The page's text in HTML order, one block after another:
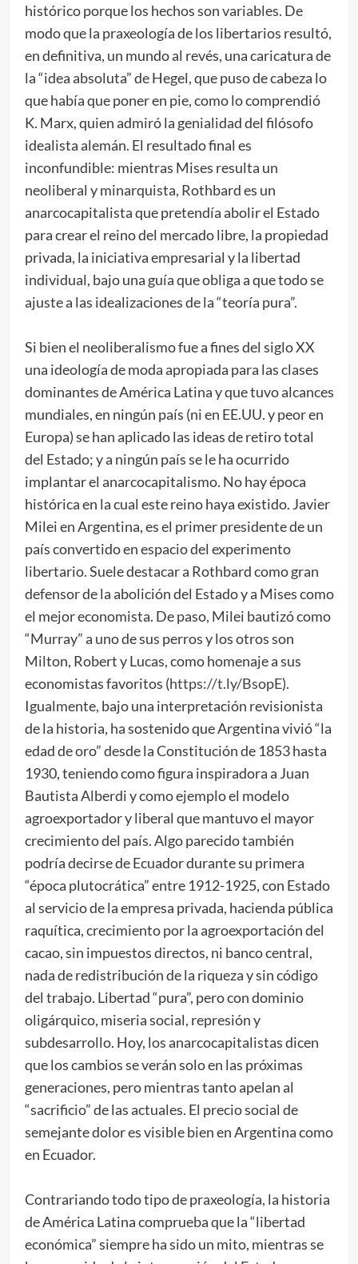
histórico porque los hechos son variables. De
modo que la praxeología de los libertarios resultó,
en definitiva, un mundo al revés, una caricatura de
la “idea absoluta” de Hegel, que puso de cabeza lo
que había que poner en pie, como lo comprendió
K. Marx, quien admiró la genialidad del filósofo
idealista alemán. El resultado final es
inconfundible: mientras Mises resulta un
neoliberal y minarquista, Rothbard es un
anarcocapitalista que pretendía abolir el Estado
para crear el reino del mercado libre, la propiedad
privada, la iniciativa empresarial y la libertad
individual, bajo una guía que obliga a que todo se
ajuste a las idealizaciones de la “teoría pura”.
Si bien el neoliberalismo fue a fines del siglo XX
una ideología de moda apropiada para las clases
dominantes de América Latina y que tuvo alcances
mundiales, en ningún país (ni en EE.UU. y peor en
Europa) se han aplicado las ideas de retiro total
del Estado; y a ningún país se le ha ocurrido
implantar el anarcocapitalismo. No hay época
histórica en la cual este reino haya existido. Javier
Milei en Argentina, es el primer presidente de un
país convertido en espacio del experimento
libertario. Suele destacar a Rothbard como gran
defensor de la abolición del Estado y a Mises como
el mejor economista. De paso, Milei bautizó como
“Murray” a uno de sus perros y los otros son
Milton, Robert y Lucas, como homenaje a sus
economistas favoritos (https://t.ly/BsopE).
Igualmente, bajo una interpretación revisionista
de la historia, ha sostenido que Argentina vivió “la
edad de oro” desde la Constitución de 1853 hasta
1930, teniendo como figura inspiradora a Juan
Bautista Alberdi y como ejemplo el modelo
agroexportador y liberal que mantuvo el mayor
crecimiento del país. Algo parecido también
podría decirse de Ecuador durante su primera
“época plutocrática” entre 1912-1925, con Estado
al servicio de la empresa privada, hacienda pública
raquítica, crecimiento por la agroexportación del
cacao, sin impuestos directos, ni banco central,
nada de redistribución de la riqueza y sin código
del trabajo. Libertad “pura”, pero con dominio
oligárquico, miseria social, represión y
subdesarrollo. Hoy, los anarcocapitalistas dicen
que los cambios se verán solo en las próximas
generaciones, pero mientras tanto apelan al
“sacrificio” de las actuales. El precio social de
semejante dolor es visible bien en Argentina como
en Ecuador.
Contrariando todo tipo de praxeología, la historia
de América Latina comprueba que la “libertad
económica” siempre ha sido un mito, mientras se